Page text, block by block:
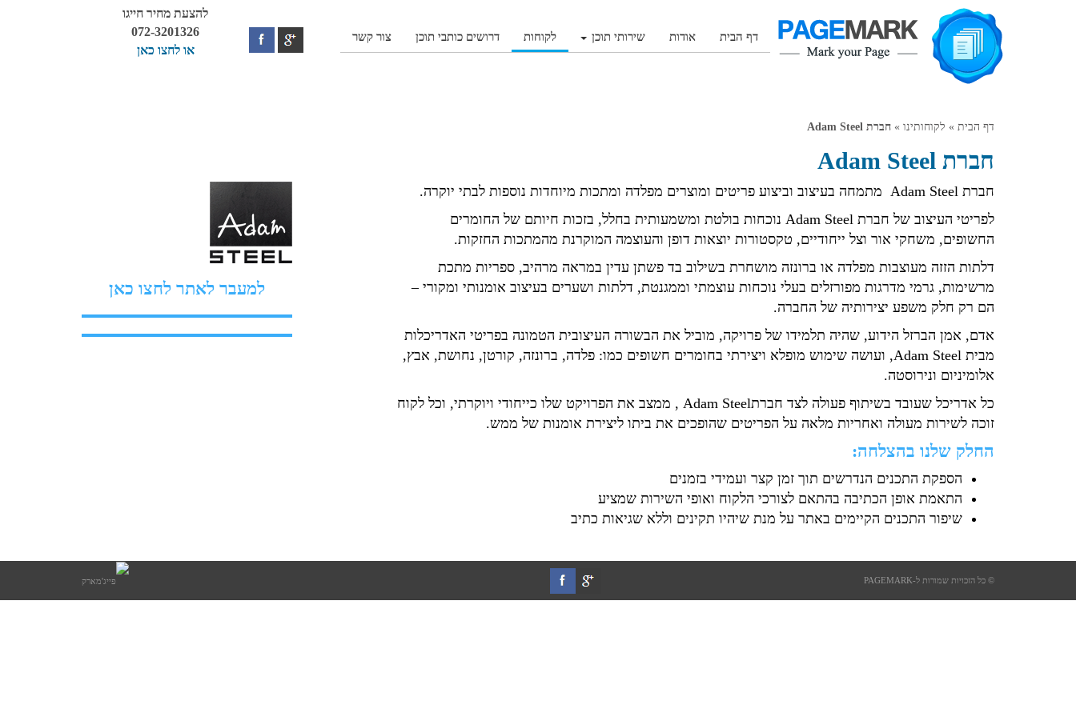
דף הבית אודות שירותי תוכן לקוחות דרושים כותבי תוכן צור קשר
להצעת מחיר חייגו
072-3201326
או לחצו כאן
דף הבית » לקוחותינו » חברת Adam Steel
חברת Adam Steel
חברת Adam Steel מתמחה בעיצוב וביצוע פריטים ומוצרים מפלדה ומתכות מיוחדות נוספות לבתי יוקרה.
לפריטי העיצוב של חברת Adam Steel נוכחות בולטת ומשמעותית בחלל, בזכות חיותם של החומרים
החשופים, משחקי אור וצל ייחודיים, טקסטורות יוצאות דופן והעוצמה המוקרנת מהמתכות החזקות.
דלתות הזזה מעוצבות מפלדה או ברונזה מושחרת בשילוב בד פשתן עדין במראה מרהיב, ספריות מתכת
מרשימות, גרמי מדרגות מפורזלים בעלי נוכחות עוצמתי וממגנטת, דלתות ושערים בעיצוב אומנותי ומקורי –
הם רק חלק משפע יצירותיה של החברה.
אדם, אמן הברזל הידוע, שהיה תלמידו של פרויקה, מוביל את הבשורה העיצובית הטמונה בפריטי האדריכלות
מבית Adam Steel, ועושה שימוש מופלא ויצירתי בחומרים חשופים כמו: פלדה, ברונזה, קורטן, נחושת, אבץ,
אלומיניום ונירוסטה.
כל אדריכל שעובד בשיתוף פעולה לצד חברתAdam Steel , ממצב את הפרויקט שלו כייחודי ויוקרתי, וכל לקוח
זוכה לשירות מעולה ואחריות מלאה על הפריטים שהופכים את ביתו ליצירת אומנות של ממש.
החלק שלנו בהצלחה:
הספקת התכנים הנדרשים תוך זמן קצר ועמידי בזמנים
התאמת אופן הכתיבה בהתאם לצורכי הלקוח ואופי השירות שמציע
שיפור התכנים הקיימים באתר על מנת שיהיו תקינים וללא שגיאות כתיב
למעבר לאתר לחצו כאן
© כל הזכויות שמורות ל-PAGEMARK